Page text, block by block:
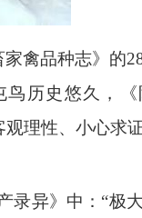
禽品种志》的
历史悠久，
理性、小心求
录异》中：“极